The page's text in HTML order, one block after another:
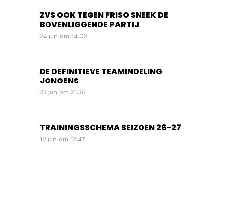
ZVS OOK TEGEN FRISO SNEEK DE
BOVENLIGGENDE PARTIJ
24 jun om 14:02
DE DEFINITIEVE TEAMINDELING
JONGENS
22 jun om 21:36
TRAININGSSCHEMA SEIZOEN 26-27
19 jun om 12:47